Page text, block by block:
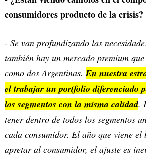
consumidores producto de la crisis?
- Se van profundizando las
también hay un mercado premium
como dos Argentinas.En nuestra
el trabajar un portfolio diferenciado
los segmentos con la misma calidad.
tener dentro de todos los segmentos
cada consumidor. El año que viene
apretar al consumidor, el ajuste es